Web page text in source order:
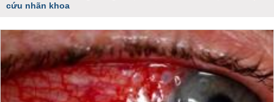
cứu nhãn khoa